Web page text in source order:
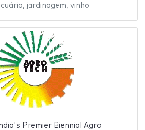
, jardinagem, vinho
Premier Biennial Agro